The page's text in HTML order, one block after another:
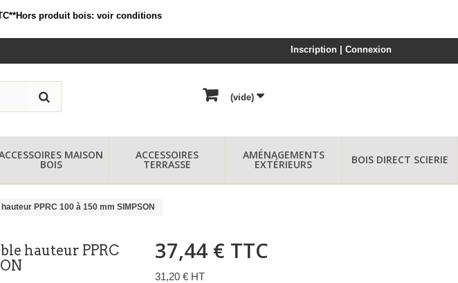
*Hors produit bois: voir conditions
Inscription | Connexion
(vide)
MAISON
BOIS
ACCESSOIRES
TERRASSE
AMÉNAGEMENTS
EXTÉRIEURS BOIS DIRECT SCIERIE
PPRC 100 à 150 mm SIMPSON
hauteur PPRC
37,44 € TTC
31,20 € HT